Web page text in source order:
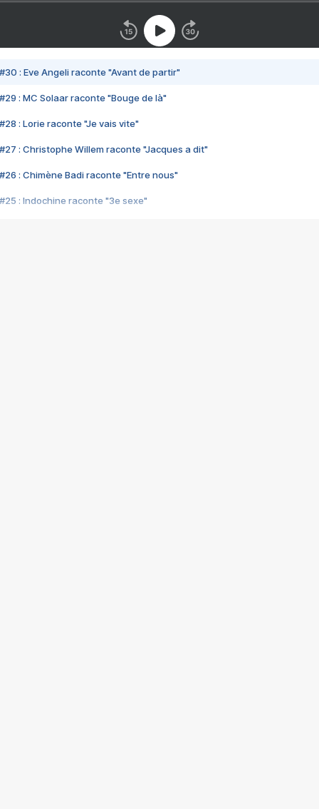
#30 : Eve Angeli raconte "Avant de partir"
#29 : MC Solaar raconte "Bouge de là"
#28 : Lorie raconte "Je vais vite"
#27 : Christophe Willem raconte "Jacques a dit"
#26 : Chimène Badi raconte "Entre nous"
#25 : Indochine raconte "3e sexe"